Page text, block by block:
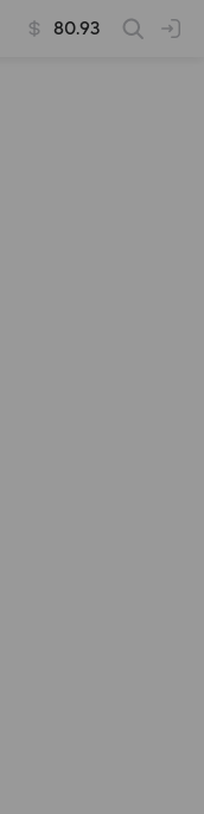
80.93